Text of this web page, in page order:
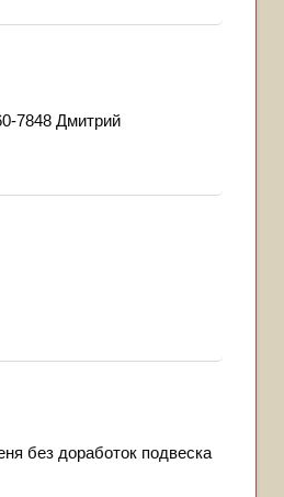
7848 Дмитрий
без доработок подвеска